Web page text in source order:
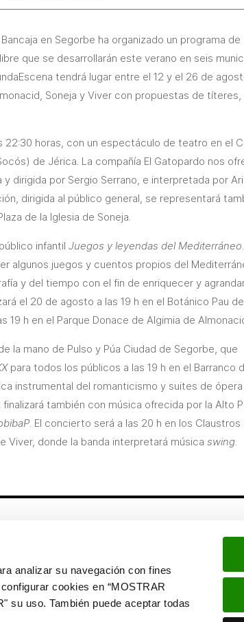
analizar su navegación con fines
cookies en “MOSTRAR
su uso. También puede aceptar todas
en Segorbe ha organizado un programa de
que se desarrollarán este verano en seis
tendrá lugar entre el 12 y el 26 de
Soneja y Viver con propuestas de
22:30 horas, con un espectáculo de teatro en el
de Jérica. La compañía El Gatopardo nos
dirigida por Sergio Serrano, e interpretada por
dirigida al público general, se representará
de la Iglesia de Soneja.
infantil Juegos y leyendas del Mediterráneo
algunos juegos y cuentos propios del
y del tiempo con el fin de enriquecer y
el 20 de agosto a las 19 h en el Botánico Pau de
19 h en el Parque Donace de Algimia de
la mano de Pulso y Púa Ciudad de Segorbe, que
para todos los públicos a las 19 h en el Barranco
instrumental del romanticismo y suites de
también con música ofrecida por la Alto
. El concierto será a las 20 h en los Claustros
Viver, donde la banda interpretará música swing.
de la
arte
Si quieres estar a la
newsletter: